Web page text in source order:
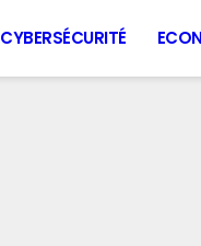
CYBERSÉCURITÉ